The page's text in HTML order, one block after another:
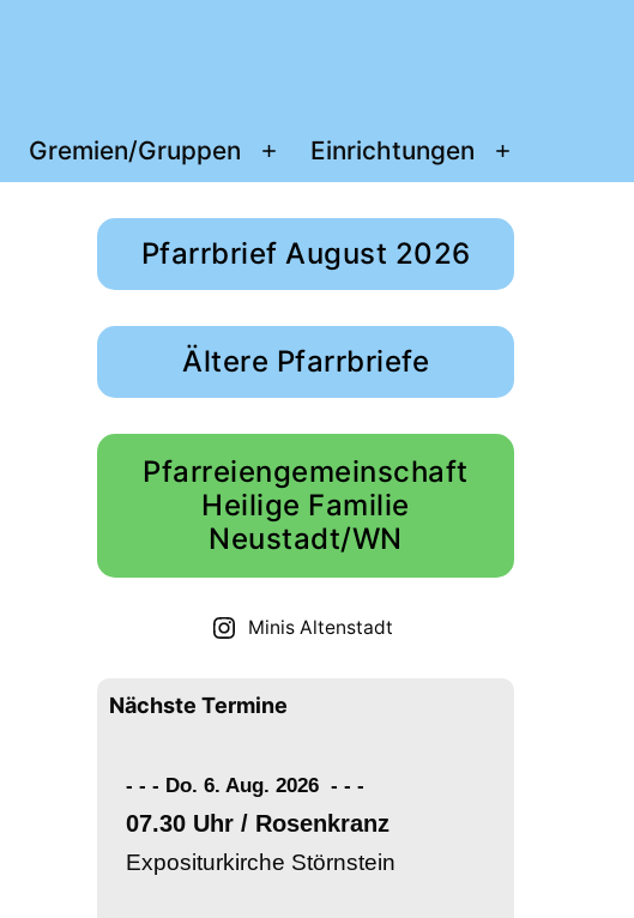
Menü
Gremien/Gruppen
Menü
Einrichtungen
Pfarrbrief August 2026
Ältere Pfarrbriefe
Pfarreiengemeinschaft
Heilige Familie
Neustadt/WN
Minis Altenstadt
Nächste Termine
- - - Do. 6. Aug. 2026 - --
07.30 Uhr / Rosenkranz
Expositurkirche Störnstein